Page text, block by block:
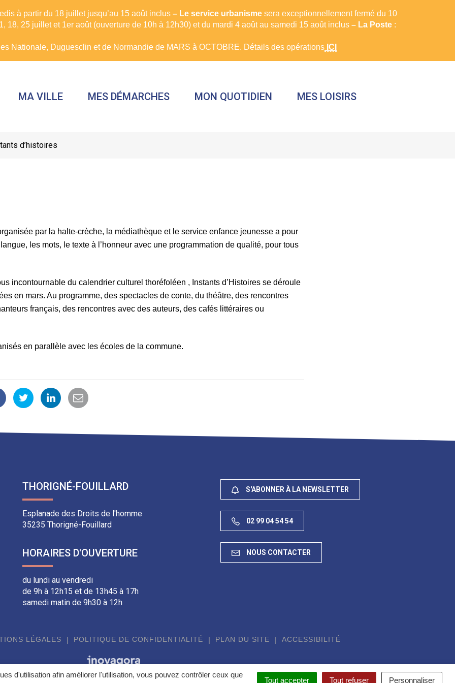
d'utilisation afin améliorer l'utilisation, vous pouvez contrôler ceux que
Tout accepter Tout refuser Personnaliser
à partir du 18 juillet jusqu’au 15 août inclus – Le service urbanisme sera exceptionnellement fermé du 10
18, 25 juillet et 1er août (ouverture de 10h à 12h30) et du mardi 4 août au samedi 15 août inclus – La Poste :
Nationale, Duguesclin et de Normandie de MARS à OCTOBRE. Détails des opérations ICI
MA VILLE MES DÉMARCHES MON QUOTIDIEN MES LOISIRS
d’histoires
par la halte-crèche, la médiathèque et le service enfance jeunesse a pour
les mots, le texte à l’honneur avec une programmation de qualité, pour tous
incontournable du calendrier culturel thoréfoléen , Instants d’Histoires se déroule
en mars. Au programme, des spectacles de conte, du théâtre, des rencontres
français, des rencontres avec des auteurs, des cafés littéraires ou
en parallèle avec les écoles de la commune.
Partager
Twitter
Partager
LinkedIn
Partager
email
THORIGNÉ-FOUILLARD
Esplanade des Droits de l'homme
35235 Thorigné-Fouillard
HORAIRES D'OUVERTURE
du lundi au vendredi
de 9h à 12h15 et de 13h45 à 17h
samedi matin de 9h30 à 12h
S'ABONNER À LA NEWSLETTER
02 99 04 54 54
NOUS CONTACTER
LÉGALES POLITIQUE DE CONFIDENTIALITÉ PLAN DU SITE ACCESSIBILITÉ